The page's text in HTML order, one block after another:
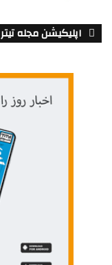
اپلیکیشن مجله تیتر